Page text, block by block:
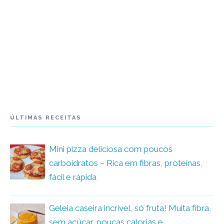
ÚLTIMAS RECEITAS
Mini pizza deliciosa com poucos
carboidratos – Rica em fibras, proteínas,
fácil e rápida
Geleia caseira incrível, só fruta! Muita fibra,